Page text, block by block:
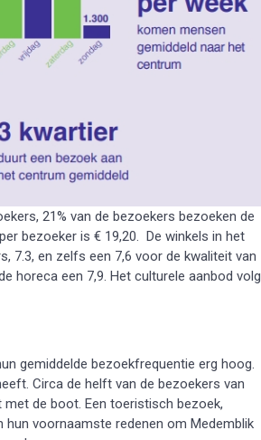
21% van de bezoekers bezoeken de
bezoeker is € 19,20. De winkels in het
7.3, en zelfs een 7,6 voor de kwaliteit van
horeca een 7,9. Het culturele aanbod
gemiddelde bezoekfrequentie erg hoog.
Circa de helft van de bezoekers van
de boot. Een toeristisch bezoek,
voornaamste redenen om Medemblik